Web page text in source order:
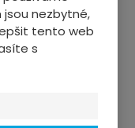
jsou nezbytné,
tento web
s